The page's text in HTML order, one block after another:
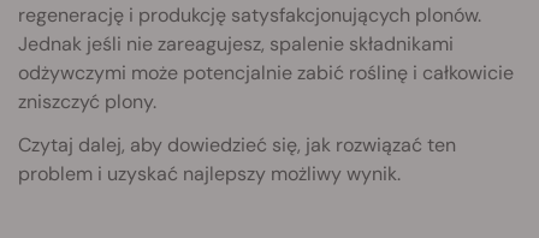
regenerację i produkcję satysfakcjonujących plonów.
Jednak jeśli nie zareagujesz, spalenie składnikami
odżywczymi może potencjalnie zabić roślinę i całkowicie
zniszczyć plony.
Czytaj dalej, aby dowiedzieć się, jak rozwiązać ten
problem i uzyskać najlepszy możliwy wynik.